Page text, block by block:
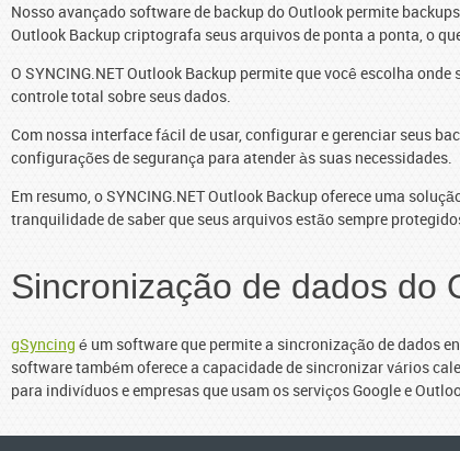
Nosso avançado software de backup do Outlook permite
Outlook Backup criptografa seus arquivos de ponta a ponta, o
O SYNCING.NET Outlook Backup permite que você escolha
controle total sobre seus dados.
Com nossa interface fácil de usar, configurar e gerenciar seus
configurações de segurança para atender às suas necessidades.
Em resumo, o SYNCING.NET Outlook Backup oferece uma
tranquilidade de saber que seus arquivos estão sempre
Sincronização de dados do
gSyncing é um software que permite a sincronização de dados
software também oferece a capacidade de sincronizar vários
para indivíduos e empresas que usam os serviços Google e